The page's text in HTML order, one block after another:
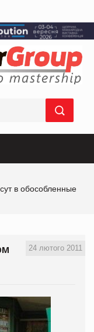
в обособленные
24 лютого 2011